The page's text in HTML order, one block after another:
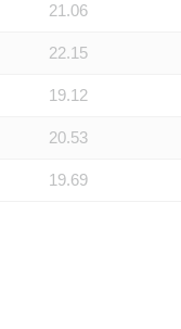
21.06
22.15
19.12
20.53
19.69